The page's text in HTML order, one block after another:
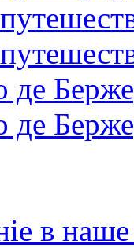
де
де
в